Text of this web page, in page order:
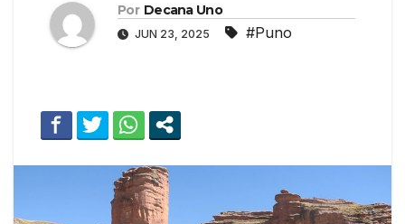
Por Decana Uno
JUN 23, 2025 #Puno